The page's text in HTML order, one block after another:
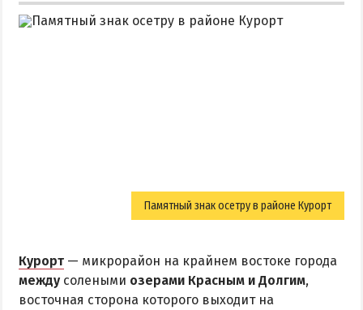
Памятный знак осетру в районе Курорт
Курорт — микрорайон на крайнем востоке города
между солеными озерами Красным и Долгим,
восточная сторона которого выходит на